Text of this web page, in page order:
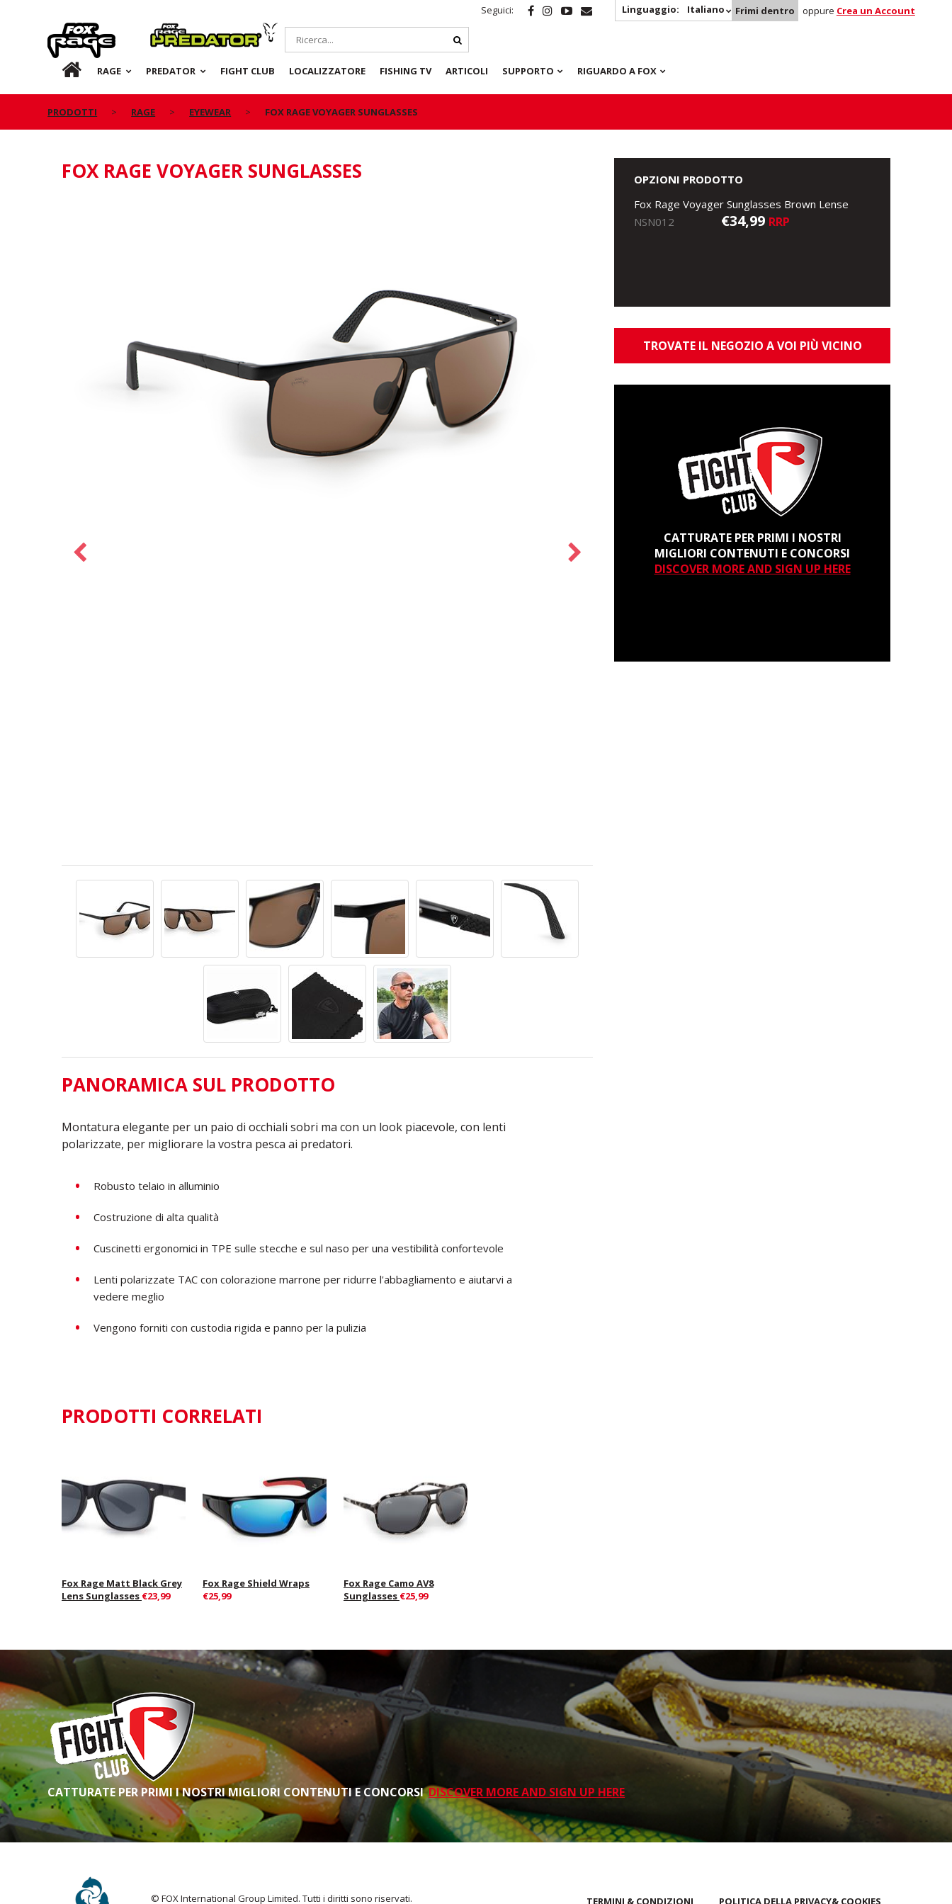
Seguici: Linguaggio: Italiano Frimi dentro oppure Crea un Account
Rage Predator
IT RAGE PREDATOR FIGHT CLUB LOCALIZZATORE FISHING TV ARTICOLI SUPPORTO RIGUARDO A FOX
PRODOTTI RAGE EYEWEAR FOX RAGE VOYAGER SUNGLASSES
FOX RAGE VOYAGER SUNGLASSES
PANORAMICA SUL PRODOTTO
Montatura elegante per un paio di occhiali sobri ma con un look piacevole, con lenti
polarizzate, per migliorare la vostra pesca ai predatori.
Robusto telaio in alluminio
Costruzione di alta qualità
Cuscinetti ergonomici in TPE sulle stecche e sul naso per una vestibilità confortevole
Lenti polarizzate TAC con colorazione marrone per ridurre l'abbagliamento e aiutarvi a
vedere meglio
Vengono forniti con custodia rigida e panno per la pulizia
OPZIONI PRODOTTO
Fox Rage Voyager Sunglasses Brown Lense
NSN012
€34,99 RRP
TROVATE IL NEGOZIO A VOI PIÙ VICINO
CATTURATE PER PRIMI I NOSTRI
MIGLIORI CONTENUTI E CONCORSI
DISCOVER MORE AND SIGN UP HERE
PRODOTTI CORRELATI
Fox Rage Matt Black Grey
Lens Sunglasses €23,99
Fox Rage Shield Wraps
€25,99
Fox Rage Camo AV8
Sunglasses €25,99
CATTURATE PER PRIMI I NOSTRI MIGLIORI CONTENUTI E CONCORSIDISCOVER MORE AND SIGN UP HERE
© FOX International Group Limited. Tutti i diritti sono riservati.